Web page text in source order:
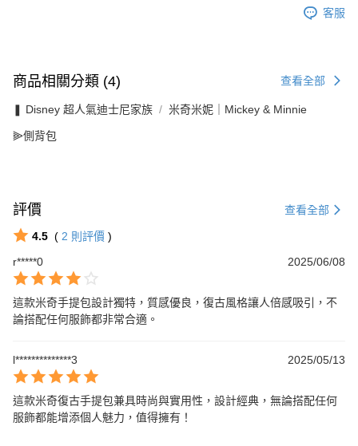
客服
商品相關分類 (4) 查看全部
❚ Disney 超人氣迪士尼家族 米奇米妮｜Mickey & Minnie
⫸側背包
評價 查看全部
4.5 ( 2 則評價 )
r*****0
2025/06/08
這款米奇手提包設計獨特，質感優良，復古風格讓人倍感吸引，不
論搭配任何服飾都非常合適。
l**************3 2025/05/13
這款米奇復古手提包兼具時尚與實用性，設計經典，無論搭配任何
服飾都能增添個人魅力，值得擁有！